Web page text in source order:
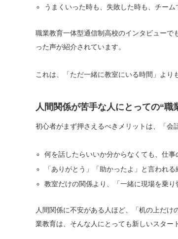
うまくいった時も、失敗した時も、チーム
職業教育一体型通信制高校のインタビューで
った声が紹介されています。
これは、「ただ一緒に教室にいる時間」より
人間関係が苦手な人にとっての“職
初心者がまず押さえるべきメリットは、「会
何を話したらいいか分からなくても、仕
「ありがとう」「助かったよ」と言われ
教室だけの関係より、「一緒に現場を乗
人間関係に不安がある人ほど、「机の上だ
業教育は、そんな人にとっても新しいスター